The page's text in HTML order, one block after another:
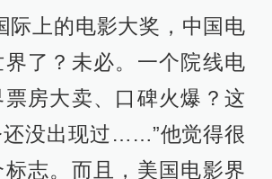
际上的电影大奖，中国电
了？未必。一个院线电
房大卖、口碑火爆？这
还没出现过……”他觉得很
志。而且，美国电影界